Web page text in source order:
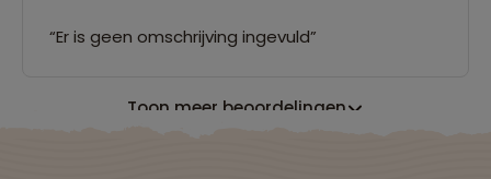
“Er is geen omschrijving ingevuld”
Toon meer beoordelingen